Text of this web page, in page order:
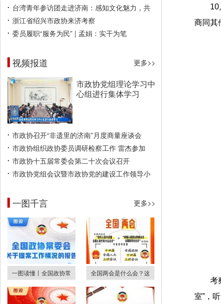
台湾青年参访团走进济南：感知文化魅力，共
浙江省绍兴市政协来济考察
委员履职“服务为民” | 孟娟：实干为笔
视频报道 更多>>
市政协党组理论学习中
心组进行集体学习
市政协召开“非遗里的济南”月度商量座谈会
市政协组织政协委员调研检察工作 雷杰参加
市政协十五届常委会第二十次会议召开
市政协党组会议暨市政协党的建设工作领导小
一图千言 更多>>
一图读懂丨全国政协常 全国两会是什么会？这
10
商同其
考
室”，